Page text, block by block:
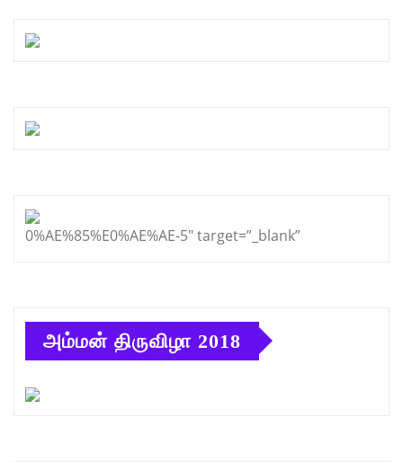
0%AE%85%E0%AE%AE-5″ target=”_blank”
அம்மன் திருவிழா 2018